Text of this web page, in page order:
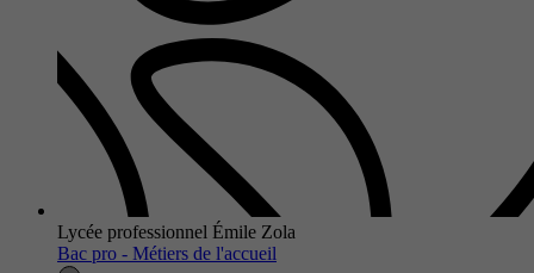
Lycée professionnel Émile Zola
Bac pro - Métiers de l'accueil